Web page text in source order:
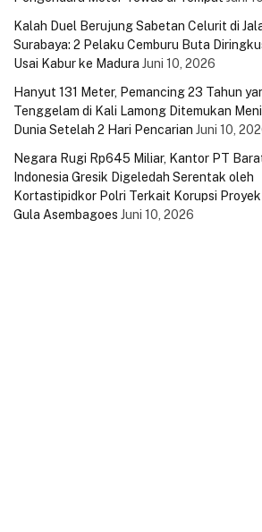
Kalah Duel Berujung Sabetan Celurit di
Surabaya: 2 Pelaku Cemburu Buta
Usai Kabur ke Madura Juni 10, 2026
Hanyut 131 Meter, Pemancing 23 Tahun
Tenggelam di Kali Lamong Ditemukan
Dunia Setelah 2 Hari Pencarian Juni 10,
Negara Rugi Rp645 Miliar, Kantor PT
Indonesia Gresik Digeledah Serentak oleh
Kortastipidkor Polri Terkait Korupsi
Gula Asembagoes Juni 10, 2026